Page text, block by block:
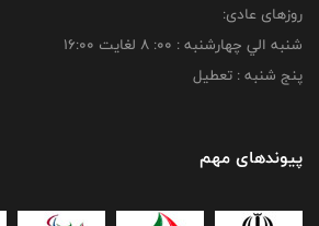
روزهای عادی:
شنبه الي چهارشنبه : 00: 8 لغايت 16:00
پنج شنبه : تعطیل
پیوندهای مهم